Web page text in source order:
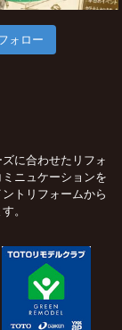
ォロー
に合わせたリフォ
ニュケーションを
トリフォームから
。